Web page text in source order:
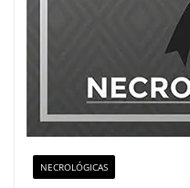
NECROLÓGICAS